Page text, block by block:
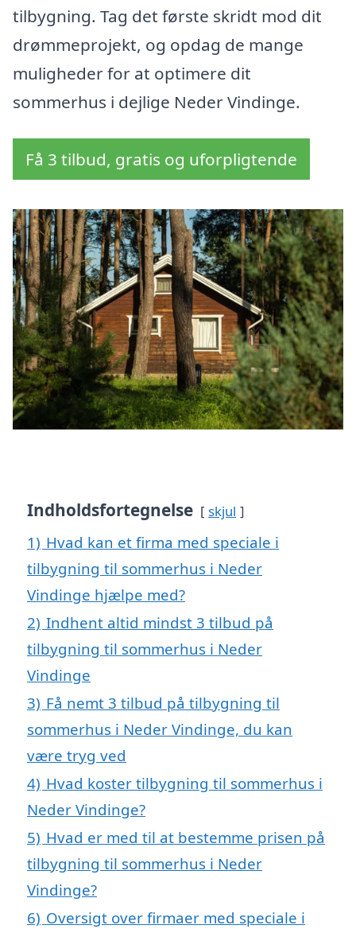
tilbygning. Tag det første skridt mod dit
drømmeprojekt, og opdag de mange
muligheder for at optimere dit
sommerhus i dejlige Neder Vindinge.
Få 3 tilbud, gratis og uforpligtende
Indholdsfortegnelse skjul
1) Hvad kan et firma med speciale i
tilbygning til sommerhus i Neder
Vindinge hjælpe med?
2) Indhent altid mindst 3 tilbud på
tilbygning til sommerhus i Neder
Vindinge
3) Få nemt 3 tilbud på tilbygning til
sommerhus i Neder Vindinge, du kan
være tryg ved
4) Hvad koster tilbygning til sommerhus i
Neder Vindinge?
5) Hvad er med til at bestemme prisen på
tilbygning til sommerhus i Neder
Vindinge?
6) Oversigt over firmaer med speciale i